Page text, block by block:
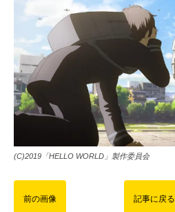
(C)2019「HELLO WORLD」製作委員会
前の画像 記事に戻る